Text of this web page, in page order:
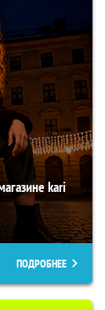
kari
ПОДРОБНЕЕ